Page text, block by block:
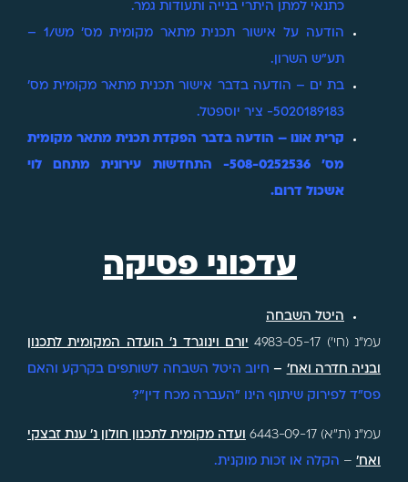
כתנאי למתן היתרי בנייה ותעודות גמר.
הודעה על אישור תכנית מתאר מקומית מס' מש/1 –
תע"ש השרון.
בת ים – הודעה בדבר אישור תכנית מתאר מקומית מס'
5020189183- ציר יוספטל.
קרית אונו – הודעה בדבר הפקדת תכנית מתאר מקומית
מס' 508-0252536- התחדשות עירונית מתחם לוי
אשכול דרום.
עדכוני פסיקה
היטל השבחה
עמ"נ (חי') 4983-05-17 יורם וינוגרד נ' הועדה המקומית לתכנון
ובניה חדרה ואח' – חיוב היטל השבחה לשותפים בקרקע והאם
פס"ד לפירוק שיתוף הינו "העברה מכח דין"?
עמ"נ (ת"א) 6443-09-17 ועדה מקומית לתכנון חולון נ' ענת זבצקי
ואח' – הקלה או זכות מוקנית.